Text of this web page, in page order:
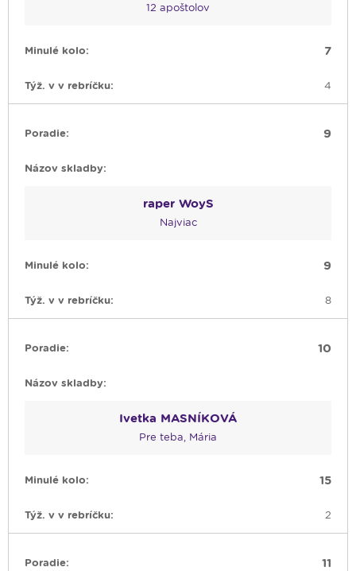
12 apoštolov
7
4
9
raper WoyS
Najviac
9
8
10
Ivetka MASNÍKOVÁ
Pre teba, Mária
15
2
11